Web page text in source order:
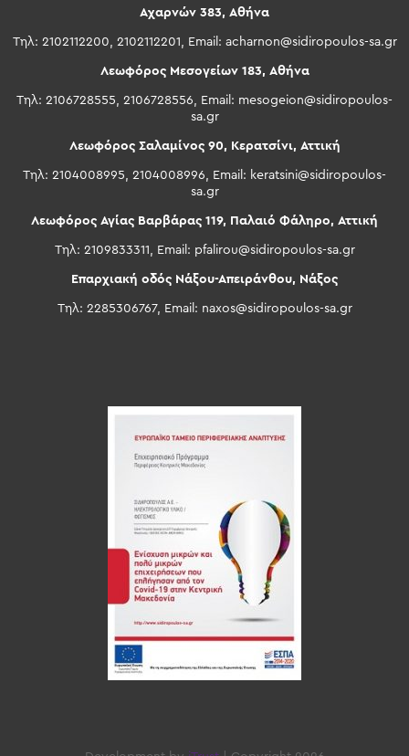
Αχαρνών 383, Αθήνα
Τηλ: 2102112200, 2102112201, Email: acharnon@sidiropoulos-sa.gr
Λεωφόρος Μεσογείων 183, Αθήνα
Τηλ: 2106728555, 2106728556, Email: mesogeion@sidiropoulos-
sa.gr
Λεωφόρος Σαλαμίνος 90, Κερατσίνι, Αττική
Τηλ: 2104008995, 2104008996, Email: keratsini@sidiropoulos-
sa.gr
Λεωφόρος Αγίας Βαρβάρας 119, Παλαιό Φάληρο, Αττική
Τηλ: 2109833311, Email: pfalirou@sidiropoulos-sa.gr
Επαρχιακή οδός Νάξου-Απειράνθου, Νάξος
Τηλ: 2285306767, Email: naxos@sidiropoulos-sa.gr